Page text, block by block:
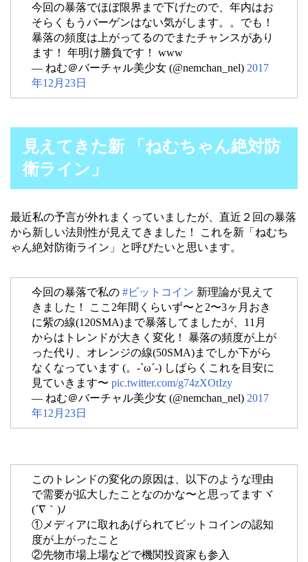
今回の暴落でほぼ限界まで下げたので、年内はお
そらくもうバーゲンはない気がします。。でも！
暴落の頻度は上がってるのでまたチャンスがあり
ます！ 年明け勝負です！ www
— ねむ＠バーチャル美少女 (@nemchan_nel) 2017
年12月23日
見えてきた新 「ねむちゃん絶対防
衛ライン」
最近私の予言が外れまくっていましたが、直近２回の暴落
から新しい法則性が見えてきました！ これを新「ねむち
ゃん絶対防衛ライン」と呼びたいと思います。
今回の暴落で私の #ビットコイン 新理論が見えて
きました！ ここ2年間くらいず〜と2〜3ヶ月おき
に紫の線(120SMA)まで暴落してましたが、11月
からはトレンドが大きく変化！ 暴落の頻度が上が
った代り、オレンジの線(50SMA)までしか下がら
なくなっています (。-`ω´-) しばらくこれを目安に
見ていきます〜 pic.twitter.com/g74zXOtIzy
— ねむ＠バーチャル美少女 (@nemchan_nel) 2017
年12月23日
このトレンドの変化の原因は、以下のような理由
で需要が拡大したことなのかな〜と思ってますヾ
(´∇｀)ﾉ
①メディアに取れあげられてビットコインの認知
度が上がったこと
②先物市場上場などで機関投資家も参入